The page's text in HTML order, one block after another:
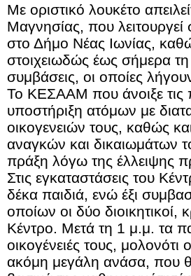
Με οριστικό λουκέτο
Μαγνησίας, που λειτουργεί
στο Δήμο Νέας Ιωνίας,
στοιχειωδώς έως σήμερα τη
συμβάσεις, οι οποίες
Το ΚΕΣΑΑΜ που άνοιξε τις
υποστήριξη ατόμων με
οικογενειών τους, καθώς
αναγκών και δικαιωμάτων
πράξη λόγω της έλλειψης
Στις εγκαταστάσεις του
δέκα παιδιά, ενώ έξι
οποίων οι δύο
Κέντρο. Μετά τη 1 μ.μ. τα
οικογένειές τους, μολονότι
ακόμη μεγάλη ανάσα, που